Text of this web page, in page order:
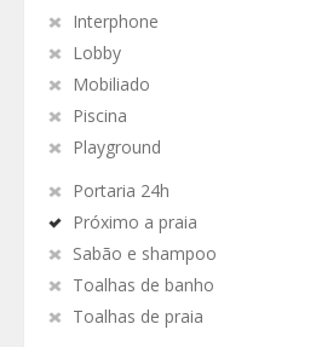
Interphone
Lobby
Mobiliado
Piscina
Playground
Portaria 24h
Próximo a praia
Sabão e shampoo
Toalhas de banho
Toalhas de praia